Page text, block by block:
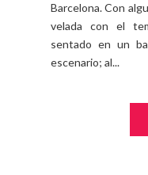
Barcelona. Con
velada con el
sentado en un
escenario; al...